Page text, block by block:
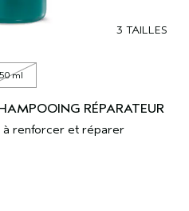
3 TAILLES
50 ml
RÉPARATEUR
renforcer et réparer